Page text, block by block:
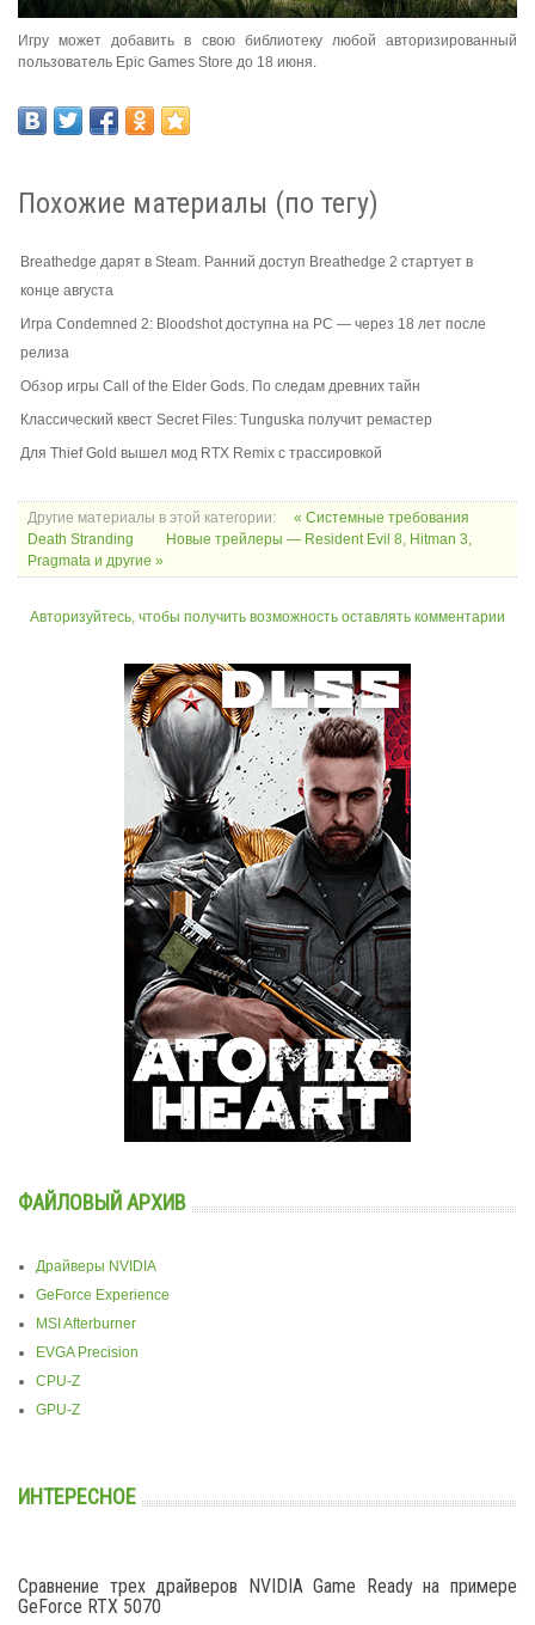
Игру может добавить в свою библиотеку любой авторизированный
пользователь Epic Games Store до 18 июня.
Похожие материалы (по тегу)
Breathedge дарят в Steam. Ранний доступ Breathedge 2 стартует в
конце августа
Игра Condemned 2: Bloodshot доступна на PC — через 18 лет после
релиза
Обзор игры Call of the Elder Gods. По следам древних тайн
Классический квест Secret Files: Tunguska получит ремастер
Для Thief Gold вышел мод RTX Remix с трассировкой
Другие материалы в этой категории:
« Системные требования
Death Stranding
Новые трейлеры — Resident Evil 8, Hitman 3,
Pragmata и другие »
Авторизуйтесь, чтобы получить возможность оставлять комментарии
ФАЙЛОВЫЙ АРХИВ
Драйверы NVIDIA
GeForce Experience
MSI Afterburner
EVGA Precision
CPU-Z
GPU-Z
ИНТЕРЕСНОЕ
Сравнение трех драйверов NVIDIA Game Ready на примере
GeForce RTX 5070